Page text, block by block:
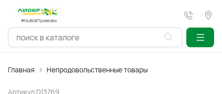
#МыВсёПривезем
Главная Непродовольственные товары
Артикул D13769